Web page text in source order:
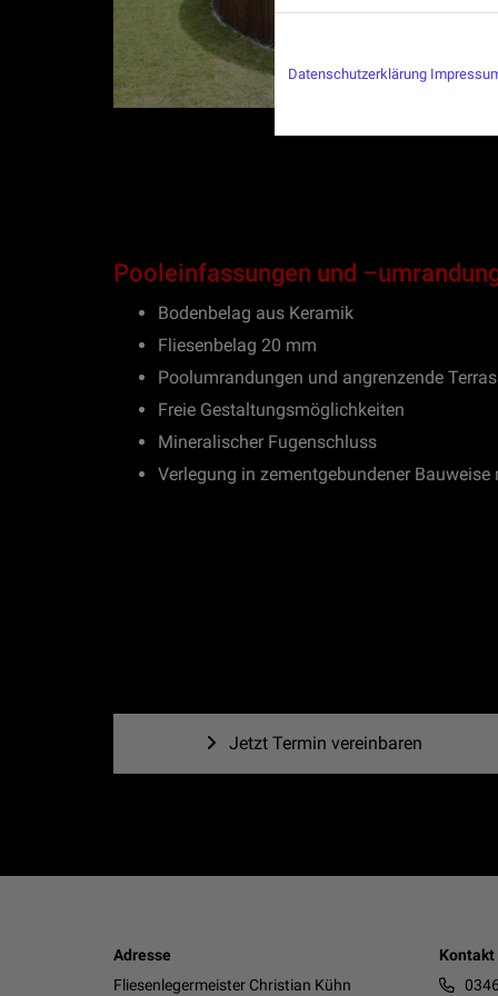
Pooleinfassungen und
Bodenbelag aus Keramik
Fliesenbelag 20 mm
Poolumrandungen und angrenzende
Freie Gestaltungsmöglichkeiten
Mineralischer Fugenschluss
Verlegung in zementgebundener
Jetzt Termin vereinbaren
Adresse
Fliesenlegermeister Christian Kühn
Kontakt
Datenschutzerklärung